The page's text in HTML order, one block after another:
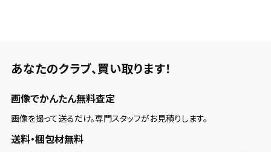
あなたのクラブ、 買い取ります！
画像でかんたん無料査定
画像を撮って送るだけ。専門スタッフがお見積りします。
送料・梱包材無料